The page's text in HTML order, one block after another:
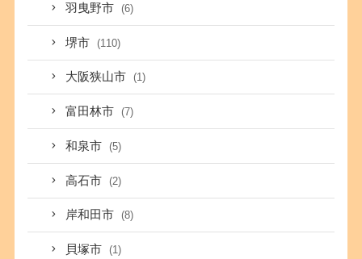
羽曳野市 (6)
堺市 (110)
大阪狭山市 (1)
富田林市 (7)
和泉市 (5)
高石市 (2)
岸和田市 (8)
貝塚市 (1)